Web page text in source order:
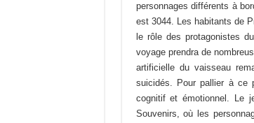
personnages différents à
est 3044. Les habitants de
le rôle des protagonistes
voyage prendra de
artificielle du vaisseau
suicidés. Pour pallier à ce
cognitif et émotionnel. Le
Souvenirs, où les